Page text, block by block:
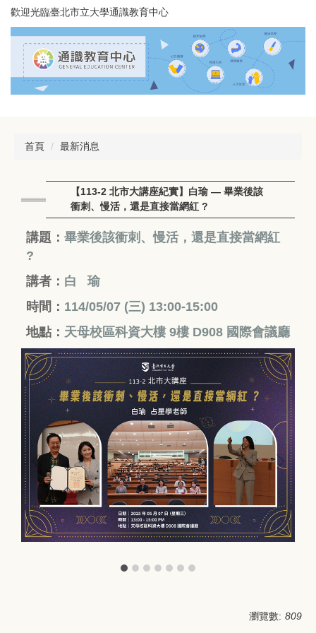
跳
到
主
歡迎光臨臺北市立大學通識教育中心
首頁 最新消息
【113-2 北市大講座紀實】白瑜 — 畢業後該
衝刺、慢活，還是直接當網紅 ?
講題： 畢業後該衝刺、慢活，還是直接當網紅
?
講者： 白 瑜
時間： 114/05/07 (三) 13:00-15:00
地點： 天母校區科資大樓 9樓 D908 國際會議廳
瀏覽數: 809